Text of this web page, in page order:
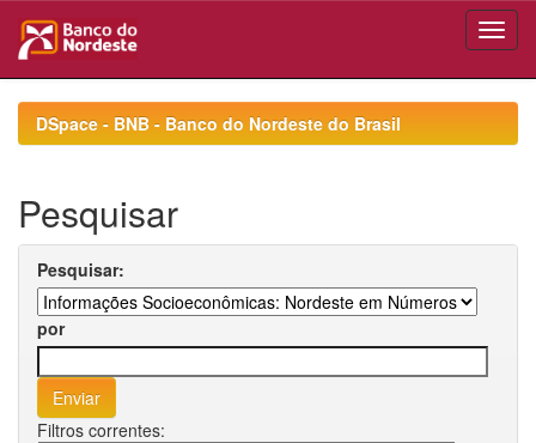
navigationDSpace - BNB - Banco do Nordeste do Brasil
Pesquisar
Pesquisar:
por
Filtros correntes: